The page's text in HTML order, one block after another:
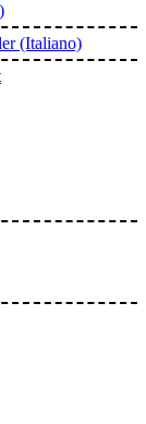
(Italiano)